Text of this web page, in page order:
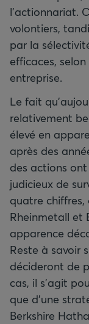
l’actionnariat.
volontiers,
par la
efficaces,
entreprise.
Le fait
relativement
élevé en
après des
des actions
judicieux de
quatre chiffres,
Rheinmetall et
apparence
Reste à savoir
décideront de
cas, il s’agit
que d’une
Berkshire